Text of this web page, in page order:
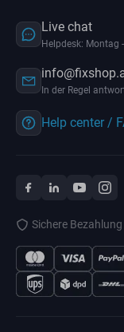
Live chat
Helpdesk: Montag
In der Regel
Help center /
Sichere